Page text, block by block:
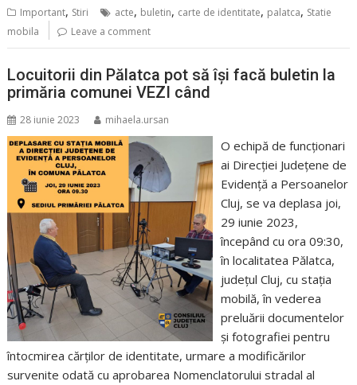
Important, Stiri acte, buletin, carte de identitate, palatca, Statie
mobila
Leave a comment
Locuitorii din Pălatca pot să își facă buletin la
primăria comunei VEZI când
28 iunie 2023 mihaela.ursan
O echipă de funcționari
ai Direcției Județene de
Evidență a Persoanelor
Cluj, se va deplasa joi,
29 iunie 2023,
începând cu ora 09:30,
în localitatea Pălatca,
județul Cluj, cu stația
mobilă, în vederea
preluării documentelor
și fotografiei pentru
întocmirea cărților de identitate, urmare a modificărilor
survenite odată cu aprobarea Nomenclatorului stradal al